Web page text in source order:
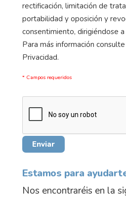
rectificación, limitación de
portabilidad y oposición y
consentimiento, dirigiéndose
Para más información
Privacidad.
* Campos requeridos
Estamos para
Nos encontraréis en la